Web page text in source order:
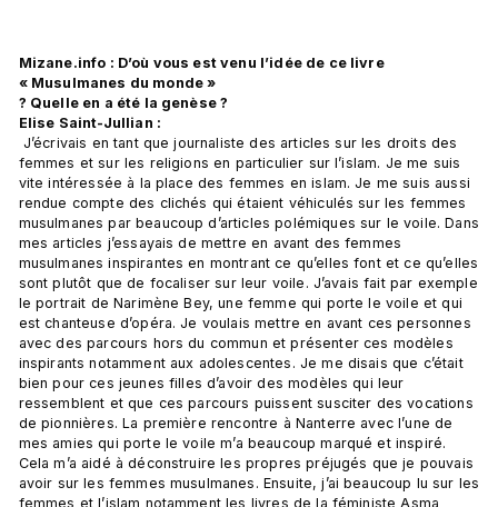
Mizane.info : D’où vous est venu l’idée de ce livre
« Musulmanes du monde »
? Quelle en a été la genèse ?
Elise Saint-Jullian :
femmes et sur les religions en particulier sur l’islam. Je me suis
vite intéressée à la place des femmes en islam. Je me suis aussi
rendue compte des clichés qui étaient véhiculés sur les femmes
musulmanes par beaucoup d’articles polémiques sur le voile. Dans
mes articles j’essayais de mettre en avant des femmes
musulmanes inspirantes en montrant ce qu’elles font et ce qu’elles
sont plutôt que de focaliser sur leur voile. J’avais fait par exemple
le portrait de Narimène Bey, une femme qui porte le voile et qui
est chanteuse d’opéra. Je voulais mettre en avant ces personnes
avec des parcours hors du commun et présenter ces modèles
inspirants notamment aux adolescentes. Je me disais que c’était
bien pour ces jeunes filles d’avoir des modèles qui leur
ressemblent et que ces parcours puissent susciter des vocations
de pionnières. La première rencontre à Nanterre avec l’une de
mes amies qui porte le voile m’a beaucoup marqué et inspiré.
Cela m’a aidé à déconstruire les propres préjugés que je pouvais
avoir sur les femmes musulmanes. Ensuite, j’ai beaucoup lu sur les
femmes et l’islam notamment les livres de la féministe Asma